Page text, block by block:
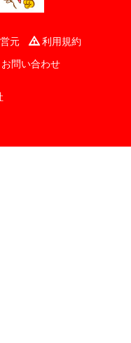
元
利用規約
お問い合わせ